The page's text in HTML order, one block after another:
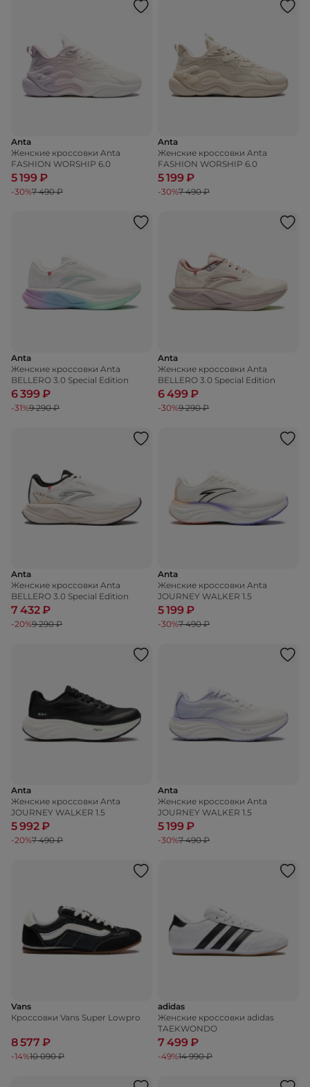
Anta
Женские кроссовки Anta
FASHION WORSHIP 6.0
5 199 ₽
-30%7 490 ₽
Anta
Женские кроссовки Anta
FASHION WORSHIP 6.0
5 199 ₽
-30%7 490 ₽
Anta
Женские кроссовки Anta
BELLERO 3.0 Special Edition
6 399 ₽
-31%9 290 ₽
Anta
Женские кроссовки Anta
BELLERO 3.0 Special Edition
6 499 ₽
-30%9 290 ₽
Anta
Женские кроссовки Anta
BELLERO 3.0 Special Edition
7 432 ₽
-20%9 290 ₽
Anta
Женские кроссовки Anta
JOURNEY WALKER 1.5
5 199 ₽
-30%7 490 ₽
Anta
Женские кроссовки Anta
JOURNEY WALKER 1.5
5 992 ₽
-20%7 490 ₽
Anta
Женские кроссовки Anta
JOURNEY WALKER 1.5
5 199 ₽
-30%7 490 ₽
Vans
Кроссовки Vans Super Lowpro
8 577 ₽
-14%10 090 ₽
adidas
Женские кроссовки adidas
TAEKWONDO
7 499 ₽
-49%14 990 ₽